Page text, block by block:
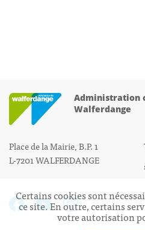
Administration
Walferdange
Place de la Mairie, B.P. 1
L-7201 WALFERDANGE
Certains cookies sont
ce site. En outre, certains
votre autorisation